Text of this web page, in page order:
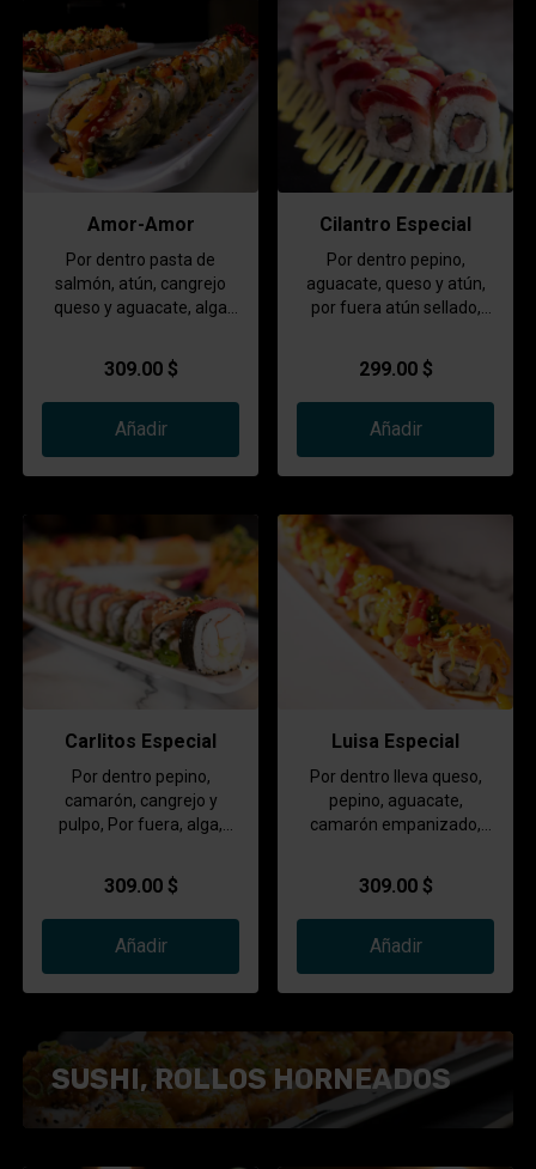
Amor-Amor
Por dentro pasta de
salmón, atún, cangrejo
queso y aguacate, alga
bañado en salsa especial,
masago y cebollin
309.00 $
Añadir
Cilantro Especial
Por dentro pepino,
aguacate, queso y atún,
por fuera atún sellado,
299.00 $
Añadir
Carlitos Especial
Por dentro pepino,
camarón, cangrejo y
pulpo, Por fuera, alga,
salsa de la casa.
309.00 $
Añadir
Luisa Especial
Por dentro lleva queso,
pepino, aguacate,
camarón empanizado,
de cangrejo, tiras de atún,
salsa de mango y salsa de
la casa
309.00 $
Añadir
SUSHI, ROLLOS HORNEADOS